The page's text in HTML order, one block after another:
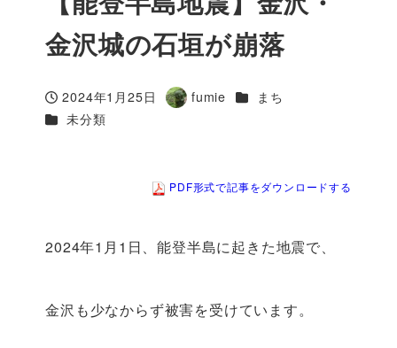
金沢城の石垣が崩落
投稿日
2024年1月25日
著
fumie カテゴリー
まち
カテゴリー
未分類
PDF形式で記事をダウンロードする
2024年1月1日、能登半島に起きた地震で、
金沢も少なからず被害を受けています。